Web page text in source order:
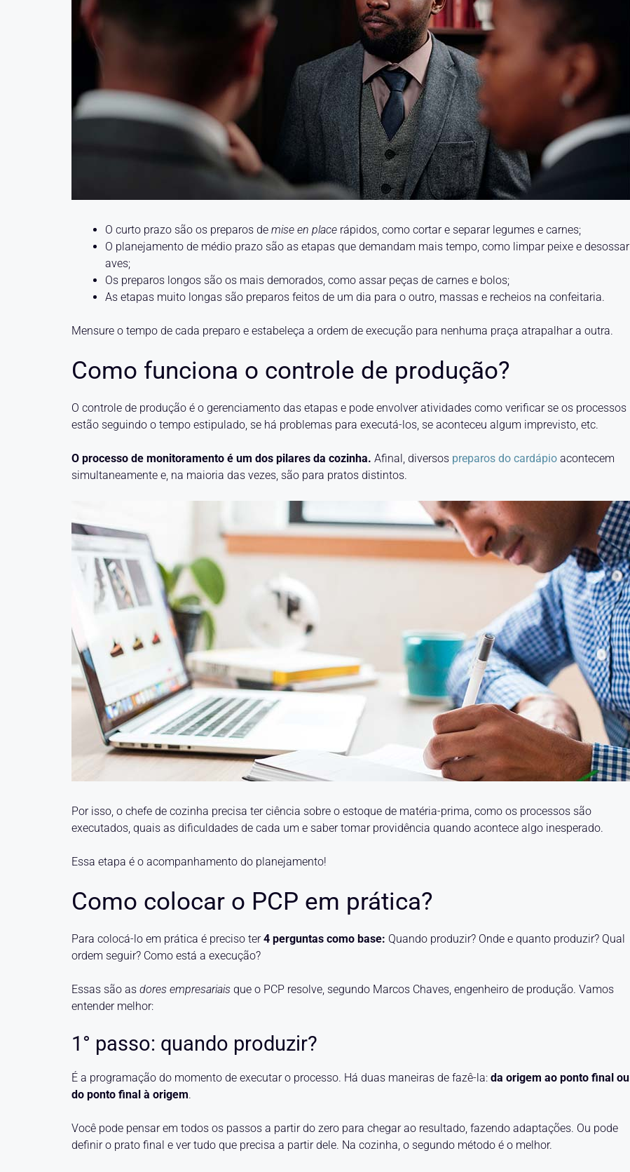
O curto prazo são os preparos de mise en place rápidos, como cortar e separar legumes e carnes;
O planejamento de médio prazo são as etapas que demandam mais tempo, como limpar peixe e desossar
aves;
Os preparos longos são os mais demorados, como assar peças de carnes e bolos;
As etapas muito longas são preparos feitos de um dia para o outro, massas e recheios na confeitaria.
Mensure o tempo de cada preparo e estabeleça a ordem de execução para nenhuma praça atrapalhar a outra.
Como funciona o controle de produção?
O controle de produção é o gerenciamento das etapas e pode envolver atividades como verificar se os processos
estão seguindo o tempo estipulado, se há problemas para executá-los, se aconteceu algum imprevisto, etc.
O processo de monitoramento é um dos pilares da cozinha. Afinal, diversos preparos do cardápio acontecem
simultaneamente e, na maioria das vezes, são para pratos distintos.
Por isso, o chefe de cozinha precisa ter ciência sobre o estoque de matéria-prima, como os processos são
executados, quais as dificuldades de cada um e saber tomar providência quando acontece algo inesperado.
Essa etapa é o acompanhamento do planejamento!
Como colocar o PCP em prática?
Para colocá-lo em prática é preciso ter4 perguntas como base: Quando produzir? Onde e quanto produzir? Qual
ordem seguir? Como está a execução?
Essas são as dores empresariais que o PCP resolve, segundo Marcos Chaves, engenheiro de produção. Vamos
entender melhor:
1° passo: quando produzir?
É a programação do momento de executar o processo. Há duas maneiras de fazê-la: da origem ao ponto final ou
do ponto final à origem.
Você pode pensar em todos os passos a partir do zero para chegar ao resultado, fazendo adaptações. Ou pode
definir o prato final e ver tudo que precisa a partir dele. Na cozinha, o segundo método é o melhor.